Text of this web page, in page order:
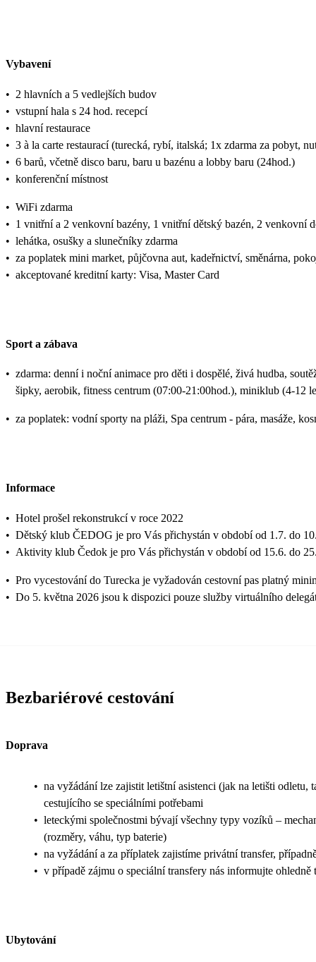
Vybavení
• 2 hlavních a 5 vedlejších budov
• vstupní hala s 24 hod. recepcí
• hlavní restaurace
• 3 à la carte restaurací (turecká, rybí, italská; 1x zdarma za pobyt,
• 6 barů, včetně disco baru, baru u bazénu a lobby baru (24hod.)
• konferenční místnost
• WiFi zdarma
• 1 vnitřní a 2 venkovní bazény, 1 vnitřní dětský bazén, 2 venkovní
• lehátka, osušky a slunečníky zdarma
• za poplatek mini market, půjčovna aut, kadeřnictví, směnárna,
• akceptované kreditní karty: Visa, Master Card
Sport a zábava
• zdarma: denní i noční animace pro děti i dospělé, živá hudba,
šipky, aerobik, fitness centrum (07:00-21:00hod.), miniklub (4-12
• za poplatek: vodní sporty na pláži, Spa centrum - pára, masáže,
Informace
• Hotel prošel rekonstrukcí v roce 2022
• Dětský klub ČEDOG je pro Vás přichystán v období od 1.7. do
• Aktivity klub Čedok je pro Vás přichystán v období od 15.6. do
• Pro vycestování do Turecka je vyžadován cestovní pas platný
• Do 5. května 2026 jsou k dispozici pouze služby virtuálního
Bezbariérové cestování
Doprava
• na vyžádání lze zajistit letištní asistenci (jak na letišti odletu,
cestujícího se speciálními potřebami
• leteckými společnostmi bývají všechny typy vozíků –
(rozměry, váhu, typ baterie)
• na vyžádání a za příplatek zajistíme privátní transfer,
• v případě zájmu o speciální transfery nás informujte
Ubytování